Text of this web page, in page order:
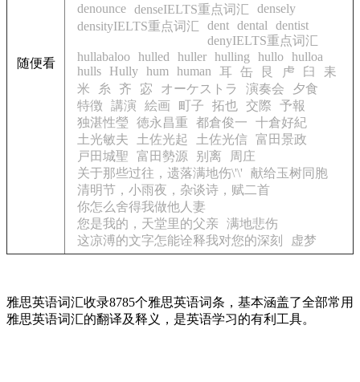
随便看
denounce denseIELTS重点词汇
densely
densityIELTS重点词汇
dent dental
dentist
denyIELTS重点词汇
hullabaloo hulled huller hulling hullo hulloa
hulls
Hully hum human 耳 缶 艮 虍 臼
耒
米
糸 齐 宓 オーケストラ 演奏会
夕食
特徴
講演 絵画 町子 拓也 交際
予報
独湛性瑩
徳永昌重 都倉俊一
十倉好紀
土光敏夫
土佐光起 土佐光信 富田景政
戸田城聖
富田勢源 别离
周庄
关于那些过往，遗落满地伤\'\'
献给玉树同胞
清明节，小雨夜，杂谈诗，赋二首
你怎么舍得我做他人妻
您是我的，天堂里的父亲
满地悲伤
这凉溥的文字怎能诠释我对您的深刻
虚梦
雅思英语词汇收录8785个雅思英语词条，基本涵盖了全部常用
雅思英语词汇的翻译及释义，是英语学习的有利工具。